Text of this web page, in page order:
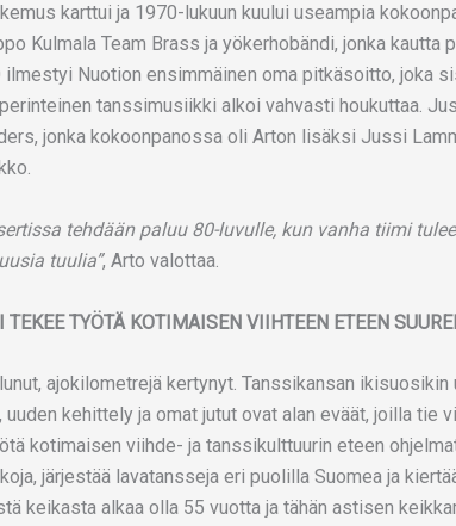
karttui ja 1970-lukuun kuului useampia
Kulmala Team Brass ja yökerhobändi, jonka kautta
ilmestyi Nuotion ensimmäinen oma pitkäsoitto, joka
tanssimusiikki alkoi vahvasti houkuttaa.
jonka kokoonpanossa oli Arton lisäksi Jussi
tehdään paluu 80-luvulle, kun vanha tiimi
tuulia”, Arto valottaa.
TEKEE TYÖTÄ KOTIMAISEN VIIHTEEN ETEEN
ajokilometrejä kertynyt. Tanssikansan ikisuosikin
uuden kehittely ja omat jutut ovat alan eväät, joilla tie
kotimaisen viihde- ja tanssikulttuurin eteen
järjestää lavatansseja eri puolilla Suomea ja
keikasta alkaa olla 55 vuotta ja tähän astisen